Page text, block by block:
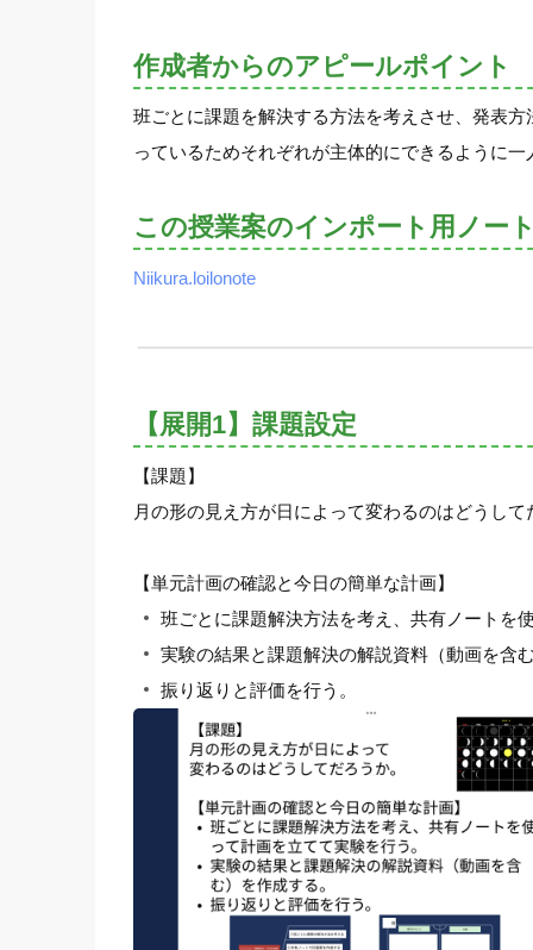
作成者からのアピールポイント
班ごとに課題を解決する方法を考えさせ、発表
っているためそれぞれが主体的にできるように
この授業案のインポート用ノー
Niikura.loilonote
【展開1】課題設定
【課題】
月の形の見え方が日によって変わるのはどうして
【単元計画の確認と今日の簡単な計画】
班ごとに課題解決方法を考え、共有ノートを
実験の結果と課題解決の解説資料（動画を含
振り返りと評価を行う。